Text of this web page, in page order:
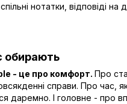
нотатки, відповіді на
обирають
- це про комфорт. Про
справи. Про час,
даремно. І головне - про